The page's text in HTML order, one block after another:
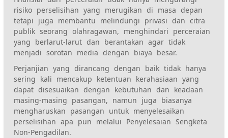
risiko perselisihan yang merugikan di masa depan
tetapi juga membantu melindungi privasi dan citra
publik seorang olahragawan, menghindari perceraian
yang berlarut-larut dan berantakan agar tidak
menjadi sorotan media dengan biaya besar.
Perjanjian yang dirancang dengan baik tidak hanya
sering kali mencakup ketentuan kerahasiaan yang
dapat disesuaikan dengan kebutuhan dan keadaan
masing-masing pasangan, namun juga biasanya
mengharuskan pasangan untuk menyelesaikan
perselisihan apa pun melalui Penyelesaian Sengketa
Non-Pengadilan.